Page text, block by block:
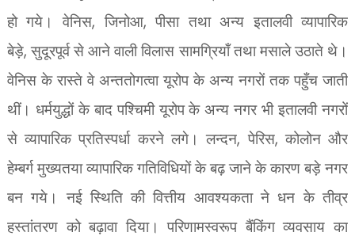
हो गये। वेनिस, जिनोआ,पीसा तथा अन्य इतालवी व्यापारिक
बेड़े,सुदूरपूर्व से आने वाली विलास सामग्रियाँ तथा मसाले उठाते थे।
वेनिस के रास्ते वे अन्ततोगत्वा यूरोप के अन्य नगरों तक पहुँच जाती
थीं। धर्मयुद्धों के बाद पश्चिमी यूरोप के अन्य नगर भी इतालवी नगरों
से व्यापारिक प्रतिस्पर्धा करने लगे। लन्दन, पेरिस, कोलोन और
हेम्बर्ग मुख्यतया व्यापारिक गतिविधियों के बढ़ जाने के कारण बड़े नगर
बन गये। नई स्थिति की वित्तीय आवश्यकता ने धन के तीव्र
हस्तांतरण को बढ़ावा दिया। परिणामस्वरूप बैंकिंग व्यवसाय का